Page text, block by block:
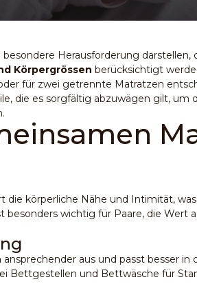
Herausforderung darstellen,
Körpergrössen berücksichtigt
für zwei getrennte Matratzen
die es sorgfältig abzuwägen gilt, um
die körperliche Nähe und Intimität,
wichtig für Paare, die Wert
aus und passt besser in
Bettgestellen und Bettwäsche für